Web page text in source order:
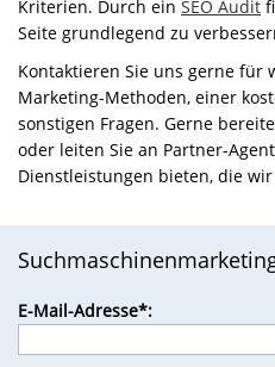
Kriterien. Durch ein SEO Audit
Seite grundlegend zu
Kontaktieren Sie uns gerne für
Marketing-Methoden, einer
sonstigen Fragen. Gerne
oder leiten Sie an Partner-
Dienstleistungen bieten, die
lasse
dieses
E-Mail-Adresse*: